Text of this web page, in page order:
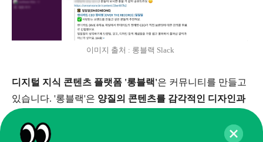
이미지 출처 : 롱블랙 Slack
디지털 지식 콘텐츠 플랫폼 '롱블랙'은 커뮤니티를 만들고
있습니다. '롱블랙'은 양질의 콘텐츠를 감각적인 디자인과
읽기 좋은 문장으로 전달하는 플랫폼
트를 클릭한 구독자의 완독률이 평균 85%가 넘는다고 하